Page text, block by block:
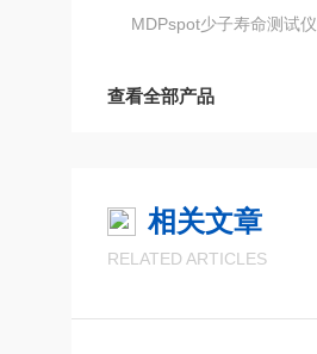
MDPspot少子寿命测试仪
查看全部产品
相关文章
RELATED ARTICLES